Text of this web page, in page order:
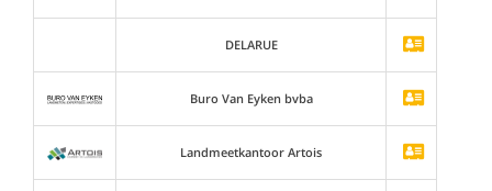
DELARUE
Buro Van Eyken bvba
Landmeetkantoor Artois